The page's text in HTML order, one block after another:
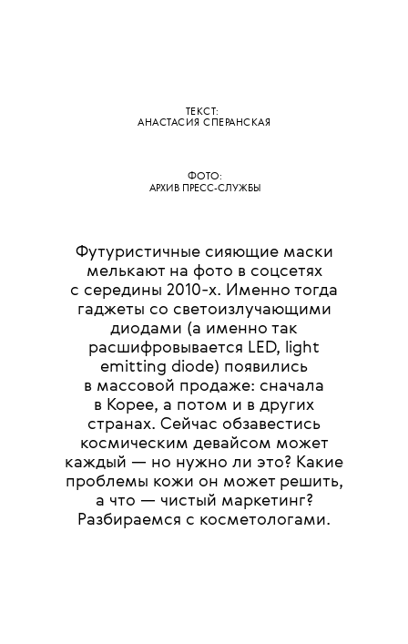
ТЕКСТ:
АНАСТАСИЯ СПЕРАНСКАЯ
ФОТО:
АРХИВ ПРЕСС-СЛУЖБЫ
Футуристичные сияющие маски
мелькают на фото в соцсетях
c середины 2010-х. Именно тогда
гаджеты cо светоизлучающими
диодами (а именно так
расшифровывается LED, light
emitting diode) появились
в массовой продаже: сначала
в Корее, а потом и в других
странах. Сейчас обзавестись
космическим девайсом может
каждый — но нужно ли это? Какие
проблемы кожи он может решить,
а что — чистый маркетинг?
Разбираемся с косметологами.